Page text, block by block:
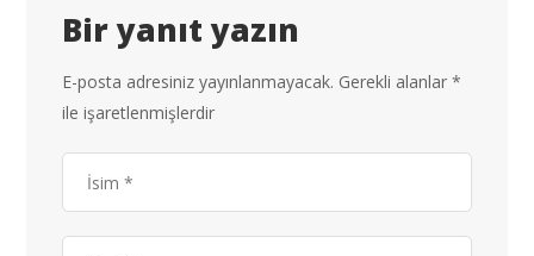
Bir yanıt yazın
E-posta adresiniz yayınlanmayacak. Gerekli alanlar*
ile işaretlenmişlerdir